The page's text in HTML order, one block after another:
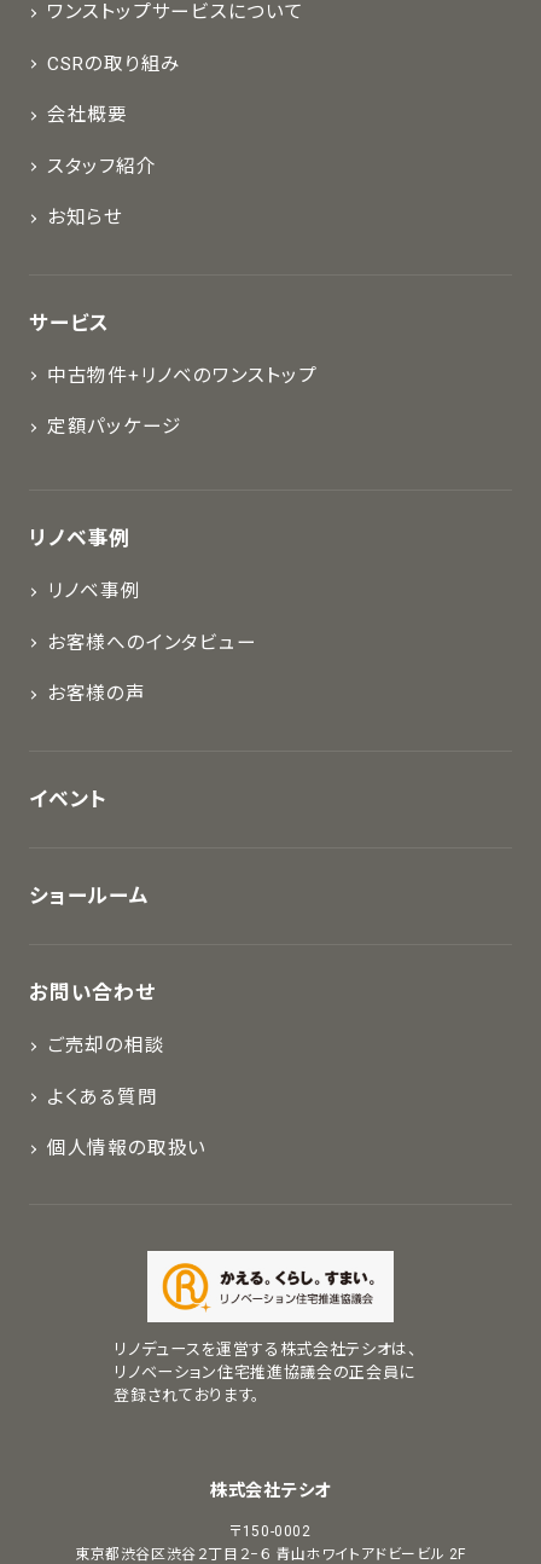
ワンストップサービスについて
CSRの取り組み
会社概要
スタッフ紹介
お知らせ
サービス
中古物件+リノベのワンストップ
定額パッケージ
リノベ事例
リノベ事例
お客様へのインタビュー
お客様の声
イベント
ショールーム
お問い合わせ
ご売却の相談
よくある質問
個人情報の取扱い
リノデュースを運営する株式会社テシオは、
リノベーション住宅推進協議会の正会員に
登録されております。
株式会社テシオ
〒150-0002
東京都渋谷区渋谷２丁目２−６ 青山ホワイトアドビービル 2F